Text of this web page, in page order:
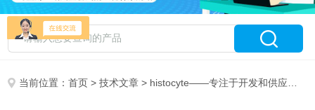
当前位置：首页 >技术文章 > histocyte——专注于开发和供应基于细胞的质量控制材料